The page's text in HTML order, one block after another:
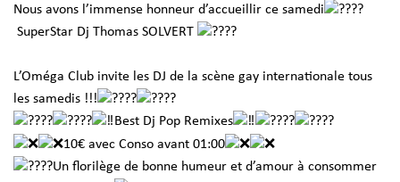
Nous avons l’immense honneur d’accueillir ce samedi
SuperStar Dj Thomas SOLVERT
L’Oméga Club invite les DJ de la scène gay internationale tous
les samedis !!!
Best Dj Pop Remixes
10€ avec Conso avant 01:00
Un florilège de bonne humeur et d’amour à consommer